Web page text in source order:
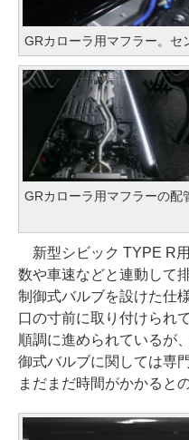
GRカローラ用マフラー。セ
GRカローラ用マフラーの配
新型シビック TYPE R
数や車速などと連動して
制御式バルブを設けた仕
口の寸前に取り付けられ
順調に進められているが
御式バルブに関しては専
まだまだ時間がかかると